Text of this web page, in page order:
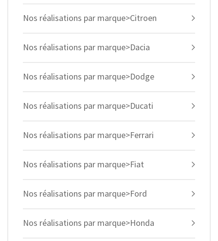
Nos réalisations par marque>Citroen
Nos réalisations par marque>Dacia
Nos réalisations par marque>Dodge
Nos réalisations par marque>Ducati
Nos réalisations par marque>Ferrari
Nos réalisations par marque>Fiat
Nos réalisations par marque>Ford
Nos réalisations par marque>Honda